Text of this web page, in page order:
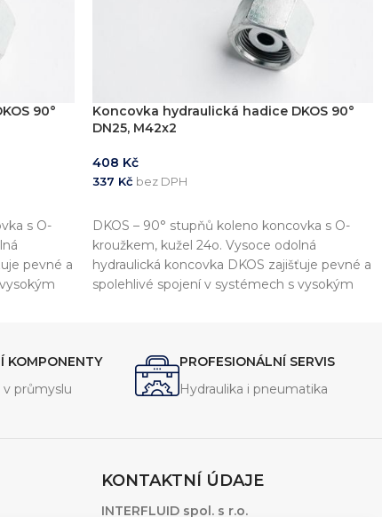
90°
s O-
pevné a
Koncovka hydraulická hadice DKOS 90°
DN25, M42x2
408 Kč
337 Kč bez DPH
DKOS – 90° stupňů koleno koncovka s O-
kroužkem, kužel 24o. Vysoce odolná
hydraulická koncovka DKOS zajišťuje pevné a
spolehlivé spojení v systémech s vysokým
KOMPONENTY
v průmyslu
PROFESIONÁLNÍ SERVIS
Hydraulika i pneumatika
KONTAKTNÍ ÚDAJE
INTERFLUID spol. s r.o.